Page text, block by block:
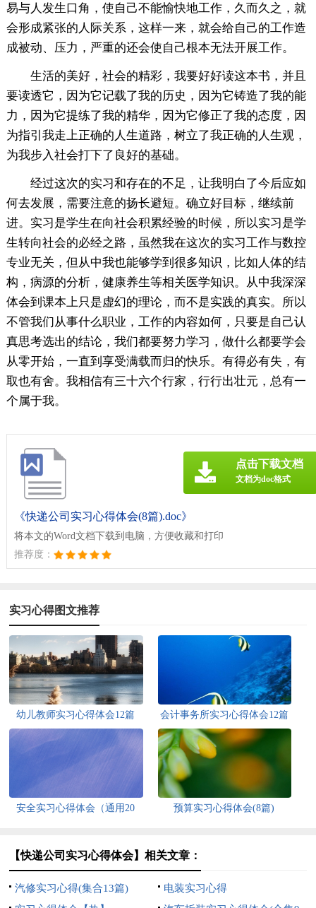
易与人发生口角，使自己不能愉快地工作，久而久之，就
会形成紧张的人际关系，这样一来，就会给自己的工作造
成被动、压力，严重的还会使自己根本无法开展工作。
生活的美好，社会的精彩，我要好好读这本书，并且
要读透它，因为它记载了我的历史，因为它铸造了我的能
力，因为它提练了我的精华，因为它修正了我的态度，因
为指引我走上正确的人生道路，树立了我正确的人生观，
为我步入社会打下了良好的基础。
经过这次的实习和存在的不足，让我明白了今后应如
何去发展，需要注意的扬长避短。确立好目标，继续前
进。实习是学生在向社会积累经验的时候，所以实习是学
生转向社会的必经之路，虽然我在这次的实习工作与数控
专业无关，但从中我也能够学到很多知识，比如人体的结
构，病源的分析，健康养生等相关医学知识。从中我深深
体会到课本上只是虚幻的理论，而不是实践的真实。所以
不管我们从事什么职业，工作的内容如何，只要是自己认
真思考选出的结论，我们都要努力学习，做什么都要学会
从零开始，一直到享受满载而归的快乐。有得必有失，有
取也有舍。我相信有三十六个行家，行行出壮元，总有一
个属于我。
《快递公司实习心得体会(8篇).doc》
将本文的Word文档下载到电脑，方便收藏和打印
推荐度：
点击下载文档
文档为doc格式
实习心得图文推荐
幼儿教师实习心得体会12篇 会计事务所实习心得体会12篇
安全实习心得体会（通用20
预算实习心得体会(8篇)
【快递公司实习心得体会】相关文章：
汽修实习心得(集合13篇)
电装实习心得